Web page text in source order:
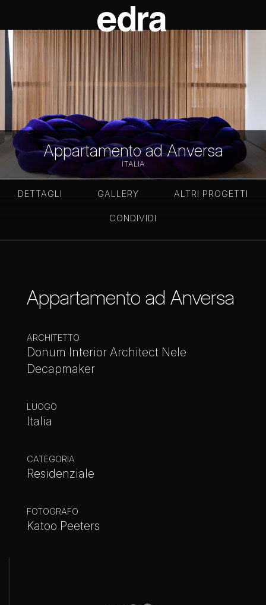
Appartamento ad Anversa
ITALIA
DETTAGLI GALLERY ALTRI PROGETTI
CONDIVIDI
Appartamento ad Anversa
ARCHITETTO
Donum Interior Architect Nele
Decapmaker
LUOGO
Italia
CATEGORIA
Residenziale
FOTOGRAFO
Katoo Peeters